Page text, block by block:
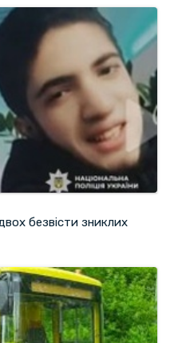
безвісти зниклих